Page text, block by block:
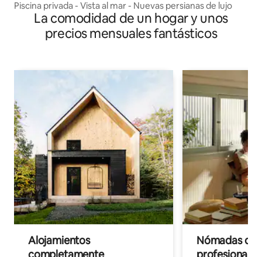
Piscina privada - Vista al mar - Nuevas persianas de lujo
La comodidad de un hogar y unos
precios mensuales fantásticos
Alojamientos
Nómadas